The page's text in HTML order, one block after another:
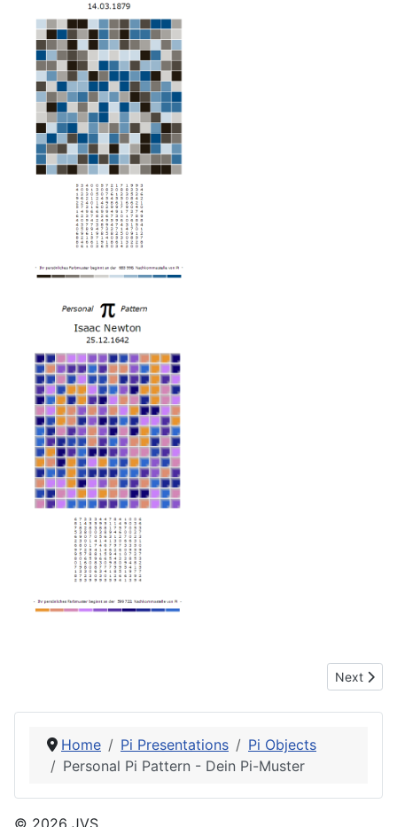
Next
Next
Home Pi Presentations
Pi Objects
Personal Pi Pattern - Dein Pi-Muster